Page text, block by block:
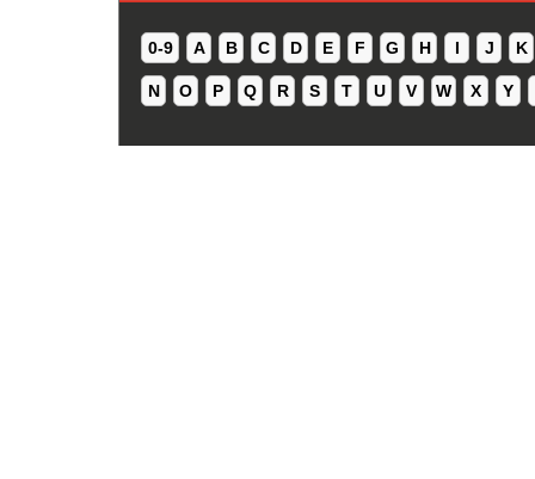
0-9 A B C D E F G H I J K
N O P Q R S T U V W X Y